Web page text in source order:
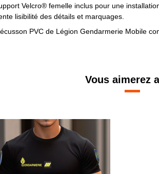
Velcro® femelle inclus pour une
lisibilité des détails et marquages.
PVC de Légion Gendarmerie Mobile
Vous aimerez